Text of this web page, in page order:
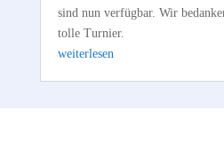
sind nun verfügbar. Wir
tolle Turnier.
weiterlesen